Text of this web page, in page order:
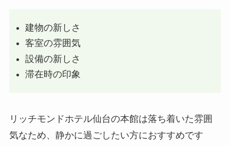
建物の新しさ
客室の雰囲気
設備の新しさ
滞在時の印象
リッチモンドホテル仙台の本館は落ち着いた雰囲
気なため、静かに過ごしたい方におすすめです